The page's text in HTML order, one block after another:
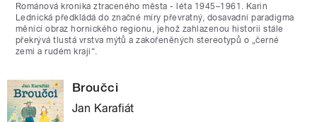
Románová kronika ztraceného města - léta 1945–1961. Karin
Lednická předkládá do značné míry převratný, dosavadní paradigma
měnící obraz hornického regionu, jehož zahlazenou historii stále
překrývá tlustá vrstva mýtů a zakořeněných stereotypů o „černé
zemi a rudém kraji“.
Broučci
Jan Karafiát